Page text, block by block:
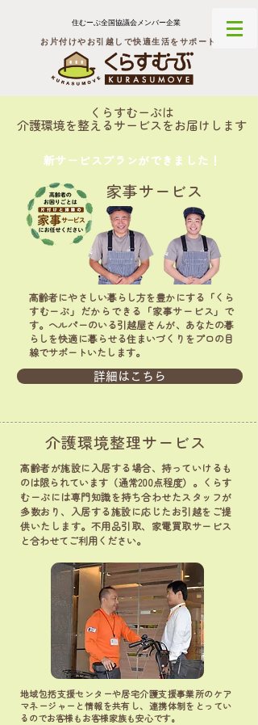
住むーぶ全国協議会メンバー企業
お片付けやお引越しで快適生活をサポート
くらすむーぶは
介護環境を整えるサービスをお届けします
家事サービス
高齢者にやさしい暮らし方を豊かにする「くら
すむーぶ」だからできる「家事サービス」で
す。ヘルパーのいる引越屋さんが、あなたの暮
らしを快適に暮らせる住まいづくりをプロの目
線でサポートいたします。
詳細はこちら
介護環境整理サービス
高齢者が施設に入居する場合、持っていけるも
のは限られています（通常200点程度）。くらす
むーぶには専門知識を持ち合わせたスタッフが
多数おり、入居する施設に応じたお引越をご提
供いたします。不用品引取、家電買取サービス
と合わせてご利用ください。
地域包括支援センターや居宅介護支援事業所のケア
マネージャーと情報を共有し、連携体制をとってい
るのでお客様もお客様家族も安心です。
新サービスプランができました！